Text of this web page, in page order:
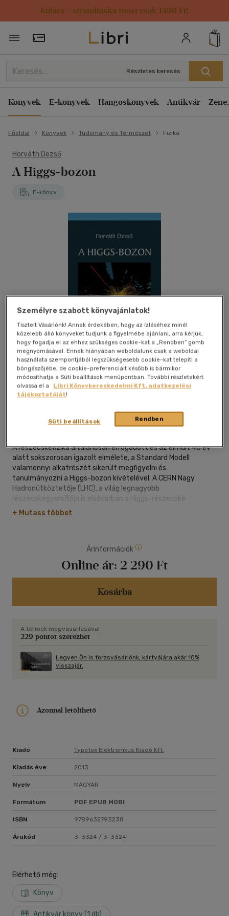
Kulacs / strandtáska most csak 1499 Ft!
Törzsvásárlói Kártya adatai
Részletes keresés
Könyvek E-könyvek Hangoskönyvek Antikvár
Főoldal Könyvek Tudomány és Természet Fizika
Horváth Dezső
A Higgs-bozon
E-könyv
Kívánságlistához adom Megosztom
Typotex Elektronikus Kiadó Kft.|2013|magyar nyelvű
A részecskefizika általánosan elfogadott és az elmúlt 40 év
alatt sokszorosan igazolt elmélete, a Standard Modell
valamennyi alkatrészét sikerült megfigyelni és
tanulmányozni a Higgs-bozon kivételével. A CERN Nagy
Hadronütköztetője (LHC), a világ legnagyobb
részecskegyorsítója is elsősorban a Higgs-részecske
kimutatására épült. 2012 közepére az LHC két óriási
mérőberendezése, a sok ezer fizikus részvételével épült CMS
+ Mutass többet
Árinformációk
Online ár: 2 290 Ft
Kosárba
A termék megvásárlásával
229 pontot szerezhet
Legyen Ön is törzsvásárlónk, kártyájára akár 10%
visszajár.
Azonnal letölthető
Kiadó Typotex Elektronikus Kiadó Kft.
Kiadás éve 2013
Nyelv MAGYAR
Formátum PDF EPUB MOBI
ISBN 9789632793238
Árukód 3-3324 / 3-3324
Elérhető még:
Könyv
Személyre szabott könyvajánlatok!
Tisztelt Vásárlónk! Annak érdekében, hogy az ízléséhez minél
közelebb álló könyveket tudjunk a figyelmébe ajánlani, arra kérjük,
hogy fogadja el az ehhez szükséges cookie-kat a „Rendben” gomb
megnyomásával. Ennek hiányában weboldalunk csak a weboldal
használata szempontjából legszükségesebb cookie-kat telepíti a
böngészőjébe, de cookie-preferenciáit később is bármikor
módosíthatja a Süti beállítások menüpontban. További részletekért
olvassa el a
Libri Könyvkereskedelmi Kft. adatkezelési
tájékoztatóját!
Rendben
Süti beállítások